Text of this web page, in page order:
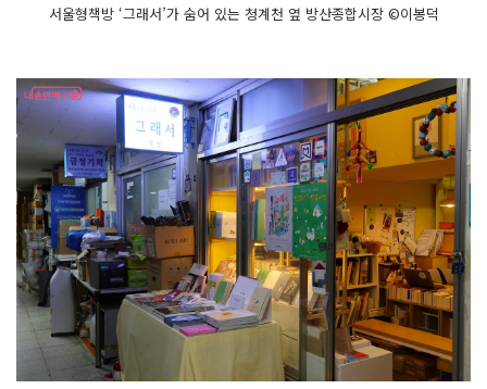
서울형책방 ‘그래서’가 숨어 있는 청계천 옆 방산종합시장 ©이봉덕